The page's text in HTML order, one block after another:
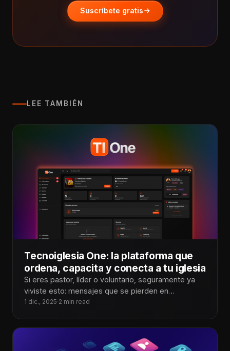
Suscríbete gratis
LEE TAMBIÉN
Tecnoiglesia One: la plataforma que
ordena, capacita y conecta a tu iglesia
Si eres pastor, líder o voluntario, seguramente ya
viviste esto: mensajes que se pierden en
WhatsApp, personas que no saben
1 dic., 2025·2 min read